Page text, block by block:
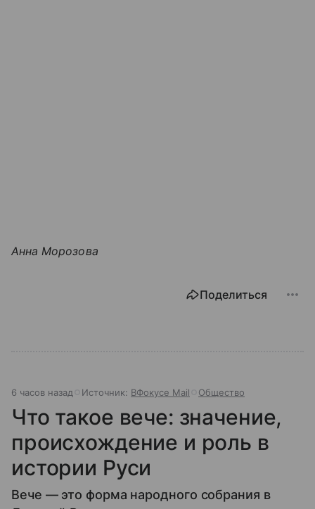
Анна Морозова
Поделиться
6 часов назад Источник: ВФокусе Mail Общество
Что такое вече: значение,
происхождение и роль в
истории Руси
Вече — это форма народного собрания в